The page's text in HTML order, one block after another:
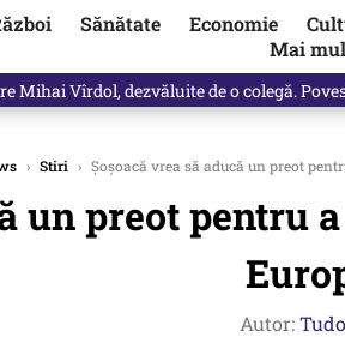
Sănătate Economie
Mai
Mihai Vîrdol, dezvăluite de o colegă.
› Stiri › Șoșoacă vrea să aducă un preot
un preot
Autor: